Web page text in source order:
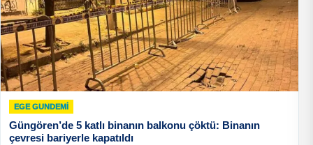
EGE GUNDEMİ
Güngören’de 5 katlı binanın balkonu çöktü: Binanın
çevresi bariyerle kapatıldı